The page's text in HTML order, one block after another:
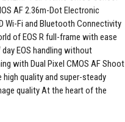
AF 2.36m-Dot Electronic
Wi-Fi and Bluetooth Connectivity
of EOS R full-frame with ease
EOS handling without
with Dual Pixel CMOS AF Shoot
quality and super-steady
quality At the heart of the